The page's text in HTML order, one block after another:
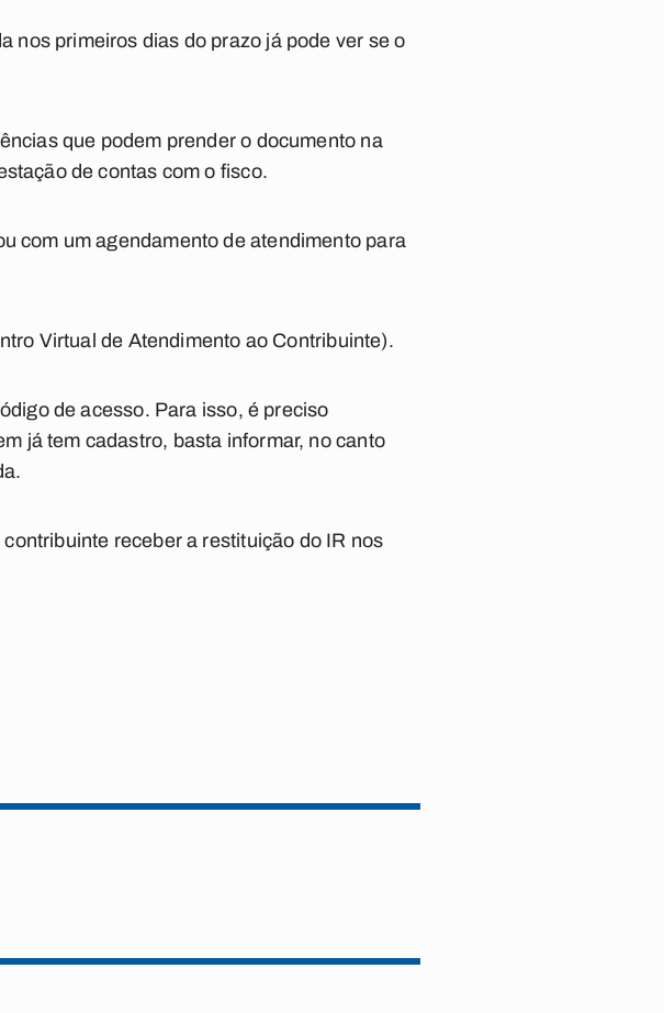
nos primeiros dias do prazo já pode ver se o
que podem prender o documento na
de contas com o fisco.
com um agendamento de atendimento para
Virtual de Atendimento ao Contribuinte).
de acesso. Para isso, é preciso
já tem cadastro, basta informar, no canto
receber a restituição do IR nos